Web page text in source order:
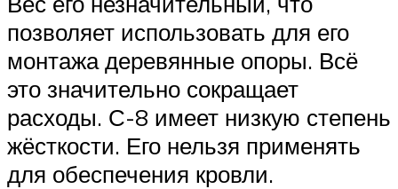
позволяет использовать для его
монтажа деревянные опоры. Всё
это значительно сокращает
расходы. С-8 имеет низкую степень
жёсткости. Его нельзя применять
для обеспечения кровли.